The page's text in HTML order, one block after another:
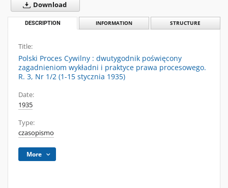
Download
DESCRIPTION INFORMATION STRUCTURE
Title:
Polski Proces Cywilny : dwutygodnik poświęcony
zagadnieniom wykładni i praktyce prawa procesowego.
R. 3, Nr 1/2 (1-15 stycznia 1935)
Date:
1935
Type:
czasopismo
More